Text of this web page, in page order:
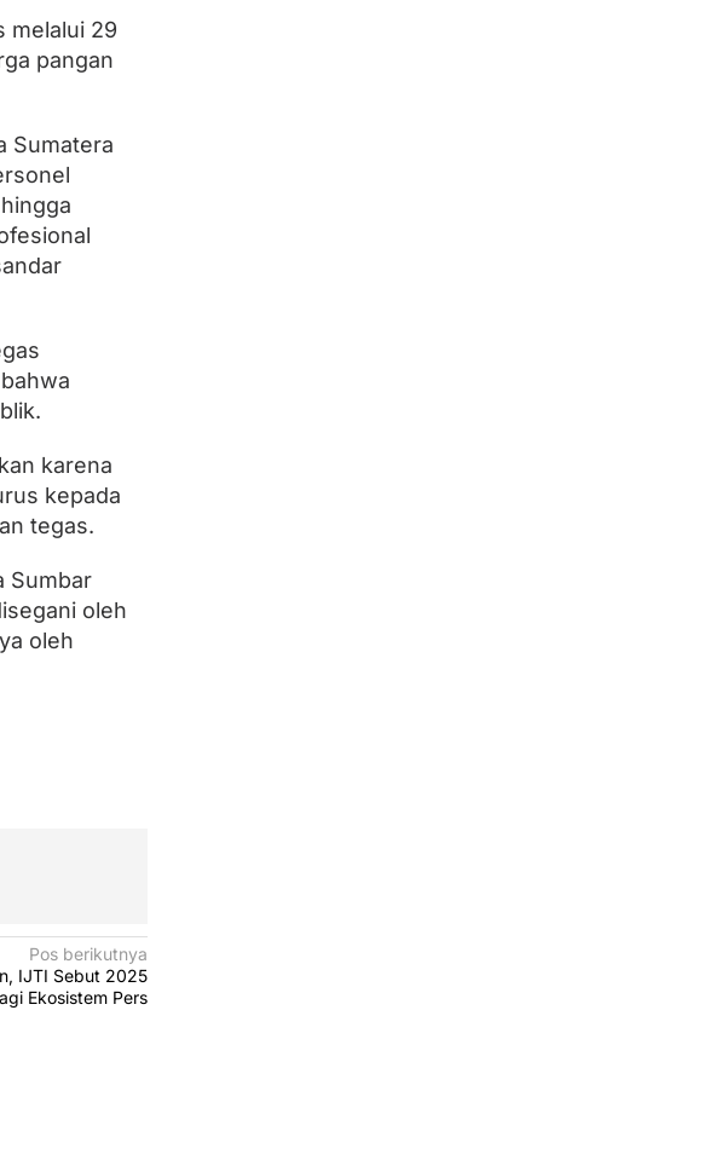
melalui 29
pangan
Sumatera
karena
kepada
tegas.
Sumbar
oleh
oleh
Pos berikutnya
IJTI Sebut 2025
Ekosistem Pers